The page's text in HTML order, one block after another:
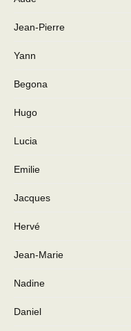
Jean-Pierre
Yann
Begona
Hugo
Lucia
Emilie
Jacques
Hervé
Jean-Marie
Nadine
Daniel